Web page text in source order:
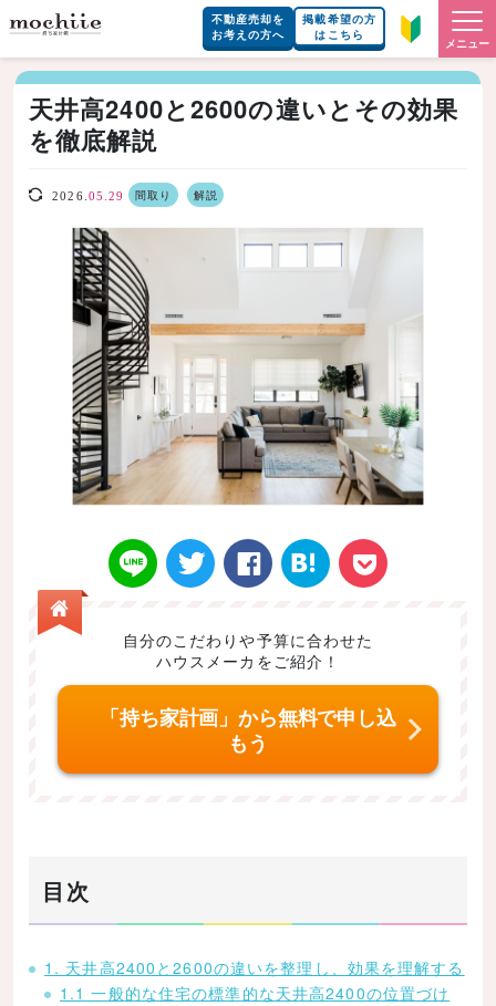
不動産売却を
お考えの方へ
掲載希望の方
はこちら
メニュー
天井高2400と2600の違いとその効果
を徹底解説
2026. 05.29 間取り 解説
Twitt Face はてなブ
自分のこだわりや予算に合わせた
ハウスメーカをご紹介！
「持ち家計画」から無料で申し込
もう
目次
1. 天井高2400と2600の違いを整理し、効果を理解する
1.1 一般的な住宅の標準的な天井高2400の位置づけ